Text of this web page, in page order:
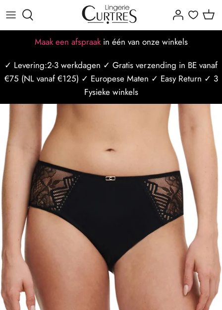
Meteen
naar
de
Maak een afspraakin één van onze winkels
Alles voor dames
BH's
Badmode
Sport/Ondermode
Nachtmode
Alles voor heren
Badmode
Ondergoed
Alle Merken
Populaire merken
Dames maattabellen
BH maattabel
Mannen maattabel
Bh Maat Test
Missie-visie-waarden
Ons team
Borstbewust
Winkels
Blogposts
Afspraak maken
Afspraak op locatie
Curtres Care
Last Minute afspraak
✓ Levering:2-3 werkdagen ✓ Gratis verzending in BE vanaf
€75 (NL vanaf €125) ✓ Europese Maten ✓ Easy Return ✓ 3
Fysieke winkels